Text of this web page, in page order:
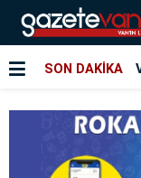
SON DAKİKA